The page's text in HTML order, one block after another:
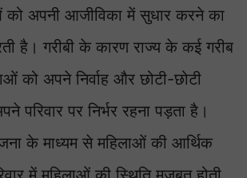
को अपनी आजीविका में सुधार करने का
है। गरीबी के कारण राज्य के कई गरीब
को अपने निर्वाह और छोटी-छोटी
परिवार पर निर्भर रहना पड़ता है।
के माध्यम से महिलाओं की आर्थिक